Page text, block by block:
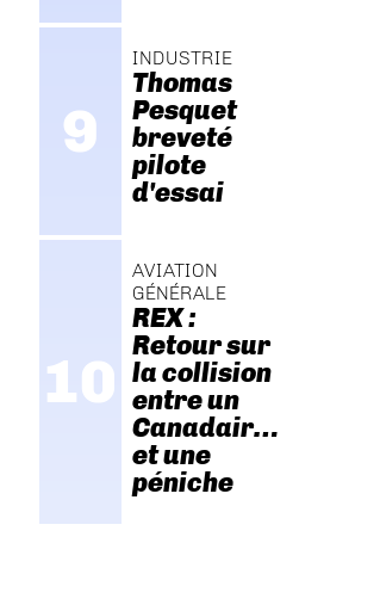
INDUSTRIE
Thomas
Pesquet
breveté
pilote
d'essai
AVIATION
GÉNÉRALE
REX :
Retour sur
la collision
entre un
Canadair…
et une
péniche